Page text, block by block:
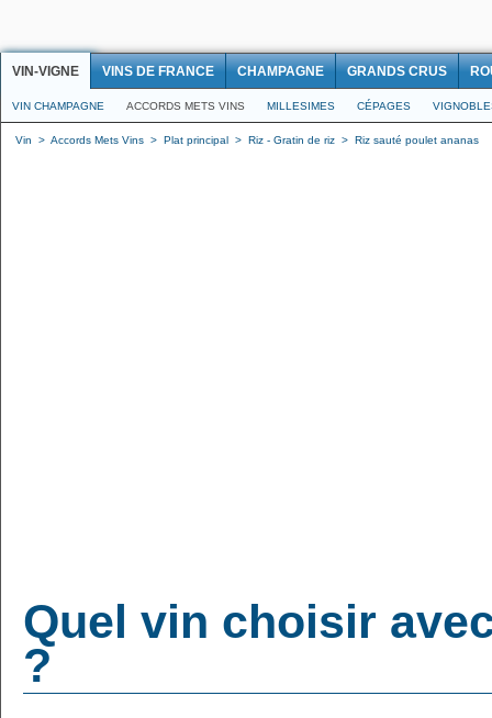
VIN-VIGNE VINS DE FRANCE CHAMPAGNE GRANDS CRUS
VIN CHAMPAGNE ACCORDS METS VINS MILLESIMES CÉPAGES
Vin > Accords Mets Vins > Plat principal > Riz - Gratin de riz > Riz sauté poulet ananas
Quel vin choisir
?